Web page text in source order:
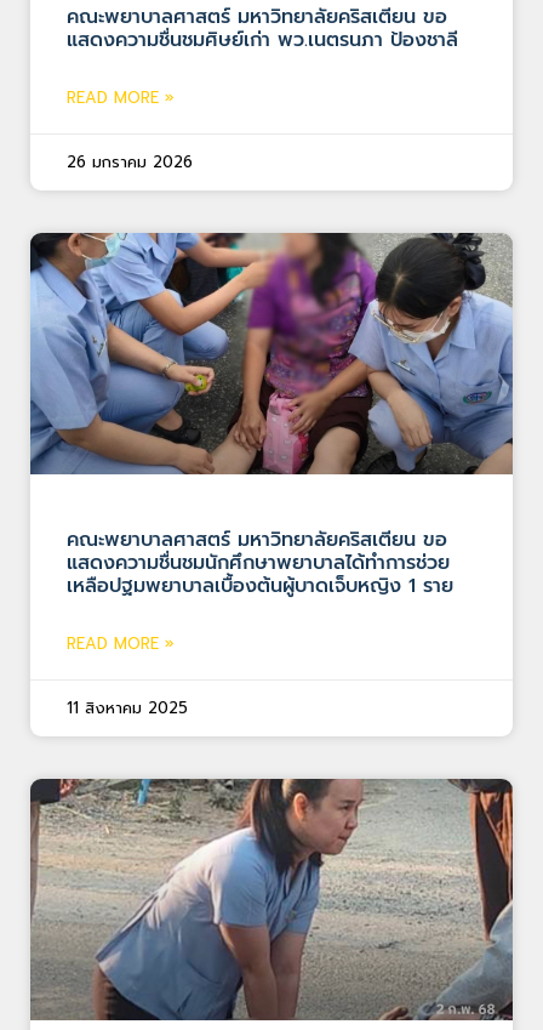
คณะพยาบาลศาสตร์ มหาวิทยาลัยคริสเตียน ขอ
แสดงความชื่นชมศิษย์เก่า พว.เนตรนภา ป้องชาลี
READ MORE »
26 มกราคม 2026
คณะพยาบาลศาสตร์ มหาวิทยาลัยคริสเตียน ขอ
แสดงความชื่นชมนักศึกษาพยาบาลได้ทำการช่วย
เหลือปฐมพยาบาลเบื้องต้นผู้บาดเจ็บหญิง 1 ราย
READ MORE »
11 สิงหาคม 2025